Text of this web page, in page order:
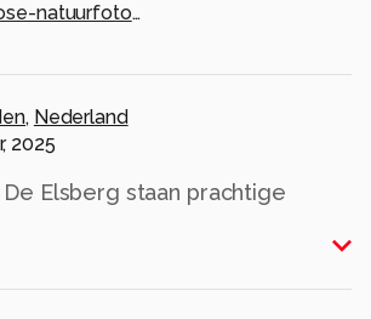
Jose-natuurfotografie
, Nederland
2025
Elsberg staan prachtige